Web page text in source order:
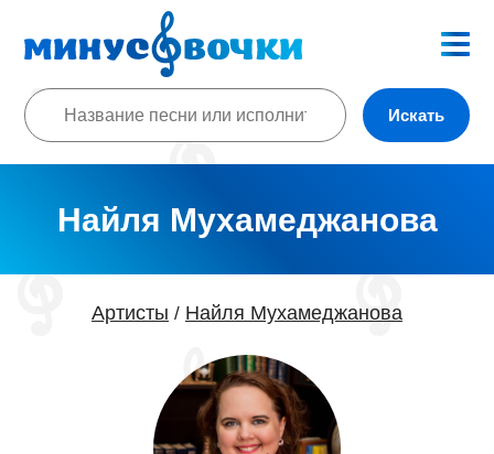
Искать
Найля Мухамеджанова
Артисты / Найля Мухамеджанова